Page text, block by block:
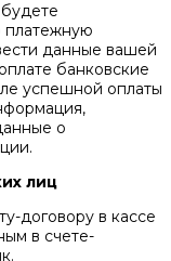
данные вашей
банковские
успешной оплаты
о
лиц
договору в кассе
в счете-